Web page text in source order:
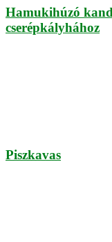
Hamukihúzó
cserépkályhához
Piszkavas